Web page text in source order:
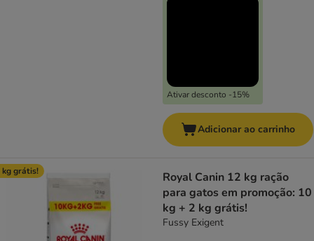
Ativar desconto -15%
Adicionar ao carrinho
kg grátis!
Royal Canin 12 kg ração
para gatos em promoção: 10
kg + 2 kg grátis!
Fussy Exigent